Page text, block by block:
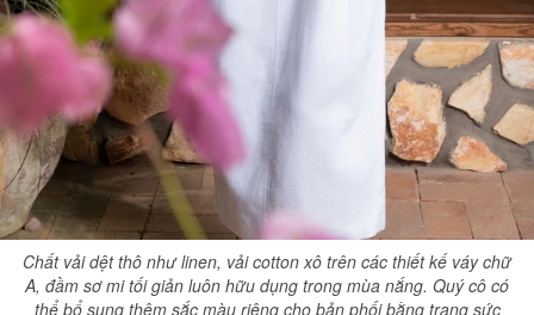
Chất vải dệt thô như linen, vải cotton xô trên các thiết kế váy chữ
A, đầm sơ mi tối giản luôn hữu dụng trong mùa nắng. Quý cô có
thể bổ sung thêm sắc màu riêng cho bản phối bằng trang sức